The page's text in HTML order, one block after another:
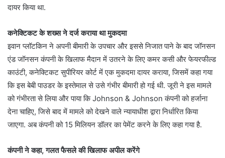
दायर किया था.
कनेक्टिकट के शख्स ने दर्ज कराया था मुकदमा
इवान प्लॉटकिन ने अपनी बीमारी के उपचार और इससे निजात पाने के बाद जॉनसन
एंड जॉनसन कंपनी के खिलाफ मैदान में उतरने के लिए कमर कसी और फेयरफील्ड
काउंटी, कनेक्टिकट सुपीरियर कोर्ट में एक मुकदमा दायर कराया, जिसमें कहा गया
कि इस बेबी पाउडर के इस्तेमाल से उसे गंभीर बीमारी हो गई थी. जूरी ने इस मामले
को गंभीरता से लिया और पाया कि Johnson & Johnson कंपनी को हर्जाना
देना चाहिए, जिसे बाद में मामले को देखने वाले न्यायाधीश द्वारा निर्धारित किया
जाएगा. अब कंपनी को 15 मिलियन डॉलर का पेमेंट करने के लिए कहा गया है.
कंपनी ने कहा, गलत फैसले की खिलाफ अपील करेंगे